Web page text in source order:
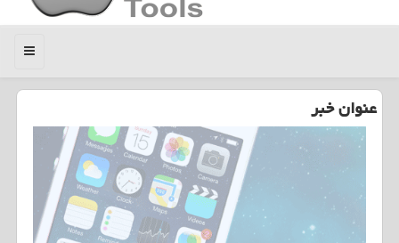
منو
عنوان خبر